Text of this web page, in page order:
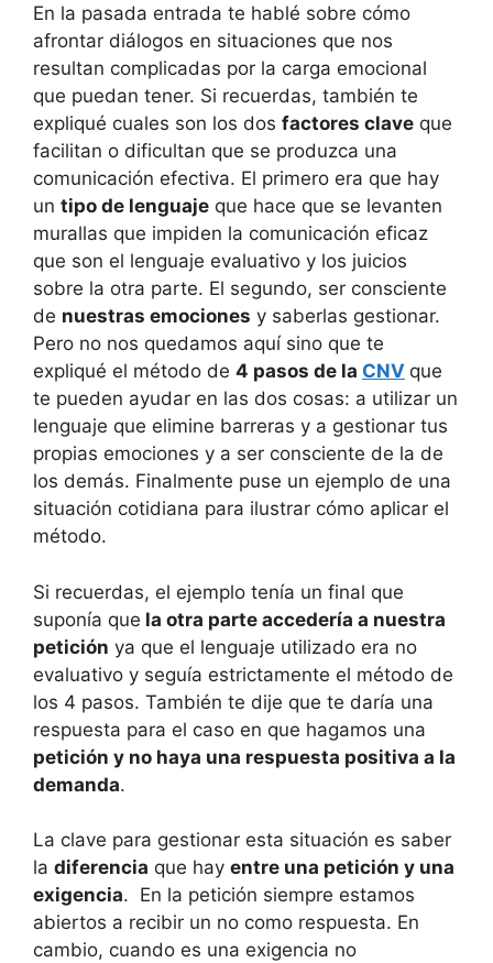
En la pasada entrada te hablé sobre cómo
afrontar diálogos en situaciones que nos
resultan complicadas por la carga emocional
que puedan tener. Si recuerdas, también te
expliqué cuales son los dos factores clave que
facilitan o dificultan que se produzca una
comunicación efectiva. El primero era que hay
un tipo de lenguaje que hace que se levanten
murallas que impiden la comunicación eficaz
que son el lenguaje evaluativo y los juicios
sobre la otra parte. El segundo, ser consciente
de nuestras emociones y saberlas gestionar.
Pero no nos quedamos aquí sino que te
expliqué el método de 4 pasos de la CNV que
te pueden ayudar en las dos cosas: a utilizar un
lenguaje que elimine barreras y a gestionar tus
propias emociones y a ser consciente de la de
los demás. Finalmente puse un ejemplo de una
situación cotidiana para ilustrar cómo aplicar el
método.
Si recuerdas, el ejemplo tenía un final que
suponía que la otra parte accedería a nuestra
petición ya que el lenguaje utilizado era no
evaluativo y seguía estrictamente el método de
los 4 pasos. También te dije que te daría una
respuesta para el caso en que hagamos una
petición y no haya una respuesta positiva a la
demanda.
La clave para gestionar esta situación es saber
la diferencia que hay entre una petición y una
exigencia. En la petición siempre estamos
abiertos a recibir un no como respuesta. En
cambio, cuando es una exigencia no